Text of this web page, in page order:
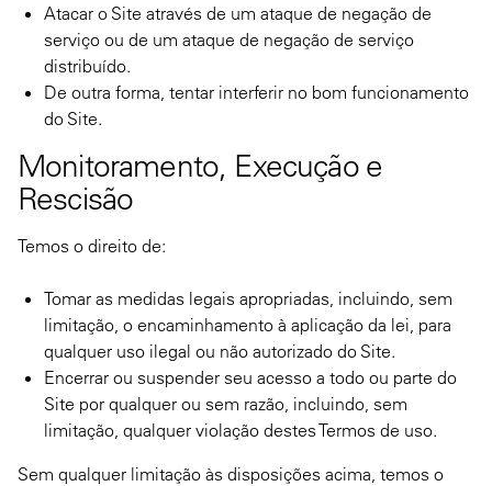
Atacar o Site através de um ataque de negação de
serviço ou de um ataque de negação de serviço
distribuído.
De outra forma, tentar interferir no bom funcionamento
do Site.
Monitoramento, Execução e
Rescisão
Temos o direito de:
Tomar as medidas legais apropriadas, incluindo, sem
limitação, o encaminhamento à aplicação da lei, para
qualquer uso ilegal ou não autorizado do Site.
Encerrar ou suspender seu acesso a todo ou parte do
Site por qualquer ou sem razão, incluindo, sem
limitação, qualquer violação destes Termos de uso.
Sem qualquer limitação às disposições acima, temos o